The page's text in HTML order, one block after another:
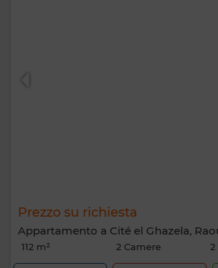
Prezzo su richiesta
Appartamento a Cité el Ghazela,
112 m² 2 Camere 2